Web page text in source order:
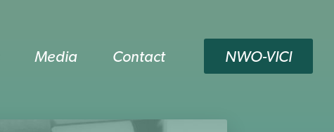
Media Contact NWO-VICI